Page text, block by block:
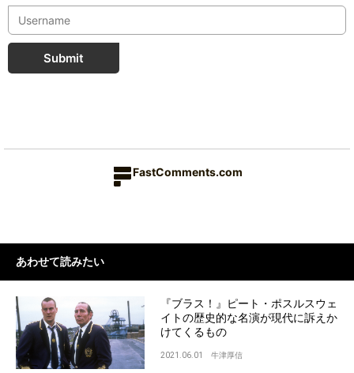
Submit
FastComments.com
あわせて読みたい
『ブラス！』ピート・ポスルスウェ
イトの歴史的な名演が現代に訴えか
けてくるもの
2021.06.01 牛津厚信